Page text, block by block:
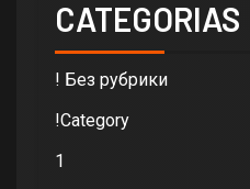
CATEGORIAS
! Без рубрики
!Category
1